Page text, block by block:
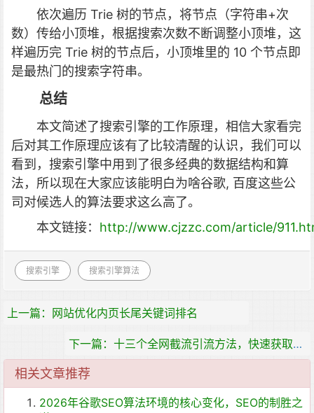
依次遍历 Trie 树的节点，将节点（字符串+次
数）传给小顶堆，根据搜索次数不断调整小顶堆，这
样遍历完 Trie 树的节点后，小顶堆里的 10 个节点即
是最热门的搜索字符串。
总结
本文简述了搜索引擎的工作原理，相信大家看完
后对其工作原理应该有了比较清醒的认识，我们可以
看到，搜索引擎中用到了很多经典的数据结构和算
法，所以现在大家应该能明白为啥谷歌, 百度这些公
司对候选人的算法要求这么高了。
本文链接： http://www.cjzzc.com/article/
搜索引擎 搜索引擎算法
上一篇：网站优化内页长尾关键词排名
下一篇：十三个全网截流引流方法，快速获取上万流量
相关文章推荐
2026年谷歌SEO算法环境的核心变化，SEO的制胜之